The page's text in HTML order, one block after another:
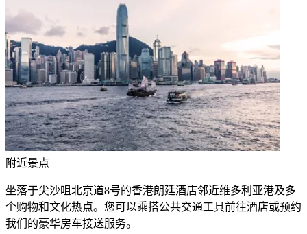
附近景点
坐落于尖沙咀北京道8号的香港朗廷酒店邻近维多利亚港及多
个购物和文化热点。您可以乘搭公共交通工具前往酒店或预约
我们的豪华房车接送服务。